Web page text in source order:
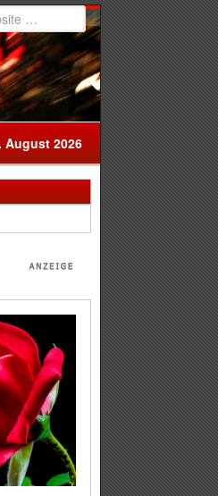
August 2026